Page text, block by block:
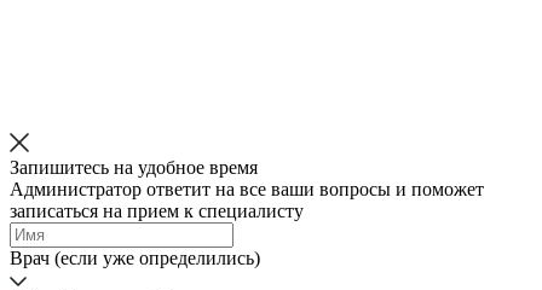
Запишитесь на удобное время
Администратор ответит на все ваши вопросы и поможет
записаться на прием к специалисту
Врач (если уже определились)